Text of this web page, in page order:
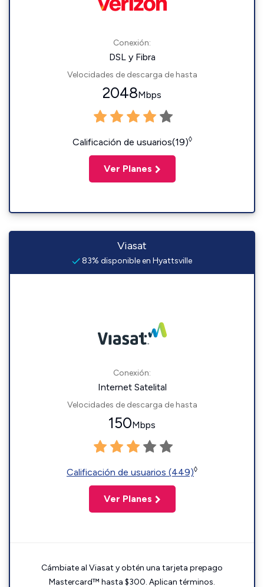
Conexión:
DSL y Fibra
Velocidades de descarga de hasta
2048Mbps
Calificación de usuarios(19)◊
Ver Planes
Viasat
83% disponible en Hyattsville
Conexión:
Internet Satelital
Velocidades de descarga de hasta
150Mbps
Calificación de usuarios (449)◊
Ver Planes
Cámbiate al Viasat y obtén una tarjeta prepago
Mastercard™ hasta $300. Aplican términos.